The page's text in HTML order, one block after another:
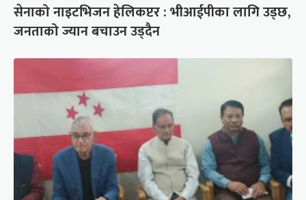
सेनाको नाइटभिजन हेलिकप्टर : भीआईपीका लागि उड्छ,
जनताको ज्यान बचाउन उड्दैन